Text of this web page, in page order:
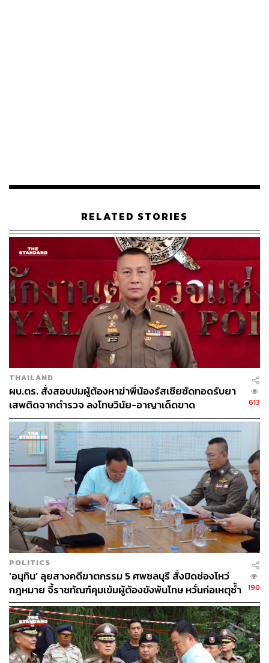
66
ABOUT THE AUTHOR
พิมพ์ คำภีร์
นักเขียนกองบรรณาธิการคัลเจอร์ สำนักข่าว
THE STANDARD
RELATED STORIES
THAILAND
ผบ.ตร. สั่งสอบปมผู้ต้องหาฆ่าพี่น้องรัสเซียซัดทอดรับยา
เสพติดจากตำรวจ ลงโทษวินัย-อาญาเด็ดขาด
613
POLITICS
‘อนุทิน’ ลุยสางคดีฆาตกรรม 5 ศพชลบุรี สั่งปิดช่องโหว่
กฎหมาย จี้ราชทัณฑ์คุมเข้มผู้ต้องขังพ้นโทษ หวั่นก่อเหตุซ้ำ
รอย
190